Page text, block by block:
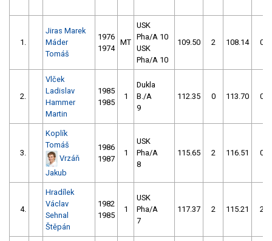
1.
Jiras Marek
Máder
Tomáš
1976
1974
MT
USK
Pha/A 10
USK
Pha/A 10
109.50 2 108.14 0
2.
Vlček
Ladislav
Hammer
Martin
1985
1985
1
Dukla
B./A
9
112.35 0 113.70 0
3.
Koplík
Tomáš
Vrzáň
Jakub
1986
1987
1
USK
Pha/A
8
115.65 2 116.51 0
4.
Hradílek
Václav
Sehnal
Štěpán
1982
1985
1
USK
Pha/A
7
117.37 2 115.21 2